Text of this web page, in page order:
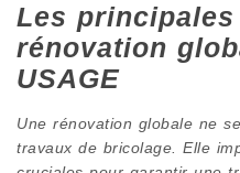
Les principales
rénovation
USAGE
Une rénovation globale ne
travaux de bricolage. Elle